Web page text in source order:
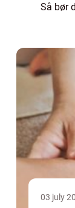
Så bør
03 july